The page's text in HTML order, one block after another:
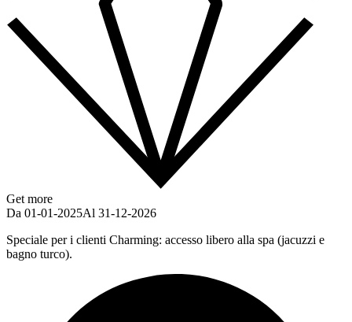
Get more
Da 01-01-2025Al 31-12-2026
Speciale per i clienti Charming: accesso libero alla spa (jacuzzi e
bagno turco).